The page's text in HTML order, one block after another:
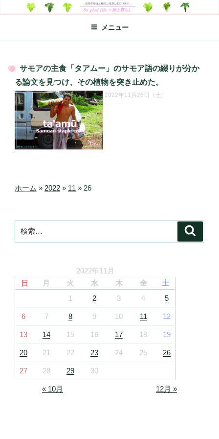
ン
ン
SO-GLAD LIFE～旅と暮らし
世界の料理のエッセイやレシピ、シンプルライフ、楽しい暮らしなどを
綴る、世界248か国を旅した松本あづさのDIARYです
メニュー
投
稿
日:
サモアの主食「タアムー」のサモア語の綴りが分か
る論文を見つけ、その植物を突き止めた。
2022年11月26日（土）
ホーム » 2022 » 11 » 26
索:
2022年11月
日
月 火 水 木 金
土
1
2 3 4 5
6 7 8 9 10 11 12
13 14 15 16 17 18 19
20 21 22 23 24 25 26
27 28 29 30
« 10月 12月 »